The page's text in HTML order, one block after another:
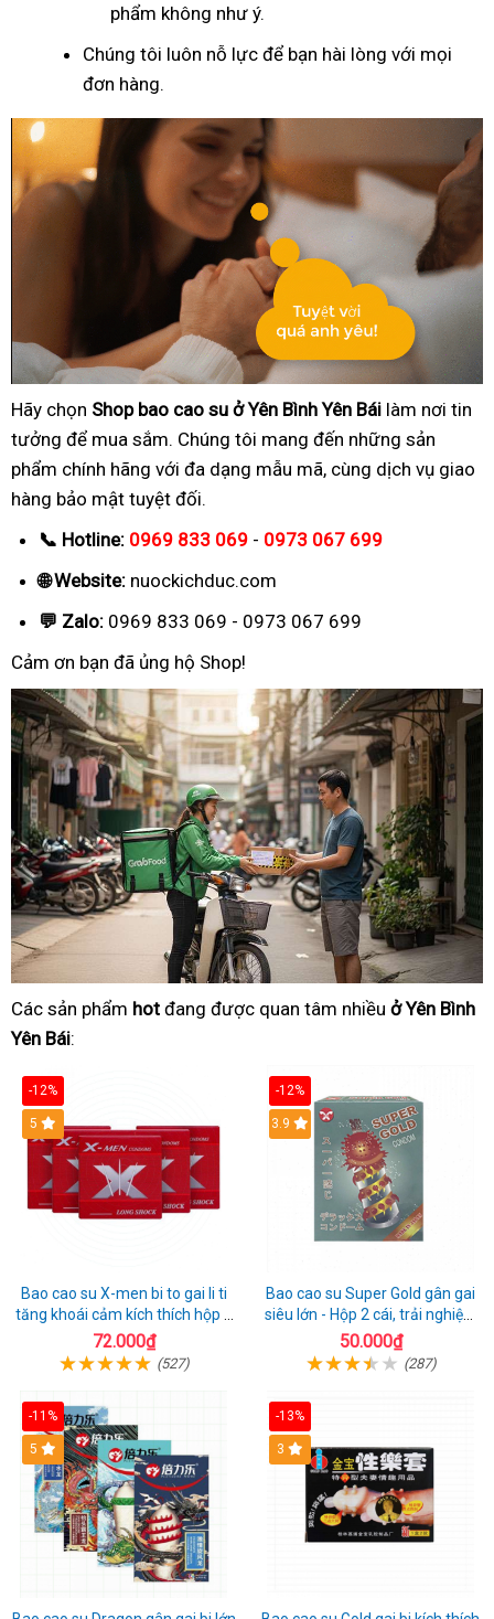
phẩm không như ý.
Chúng tôi luôn nỗ lực để bạn hài lòng với mọi
đơn hàng.
Hãy chọn Shop bao cao su ở Yên Bình Yên Bái làm nơi tin
tưởng để mua sắm. Chúng tôi mang đến những sản
phẩm chính hãng với đa dạng mẫu mã, cùng dịch vụ giao
hàng bảo mật tuyệt đối.
📞 Hotline: 0969 833 069 - 0973 067 699
🌐 Website: nuockichduc.com
💬 Zalo: 0969 833 069 - 0973 067 699
Cảm ơn bạn đã ủng hộ Shop!
Các sản phẩm hot đang được quan tâm nhiều ở Yên Bình
Yên Bái:
-12%
Hot
5
Bao cao su X-men bi to gai li ti
tăng khoái cảm kích thích hộp 1
cái
72.000₫
(527)
-12%
3.9
Bao cao su Super Gold gân gai
siêu lớn - Hộp 2 cái, trải nghiệm
mới lạ
50.000₫
(287)
-11%
Hot
5
-13%
3